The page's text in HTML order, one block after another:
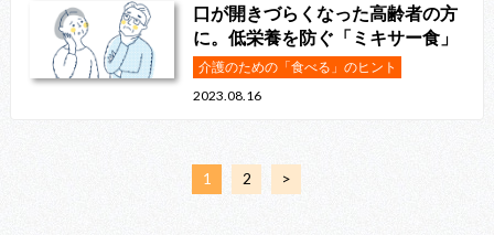
口が開きづらくなった高齢者の方
に。低栄養を防ぐ「ミキサー食」
介護のための「食べる」のヒント
2023.08.16
1 2 >